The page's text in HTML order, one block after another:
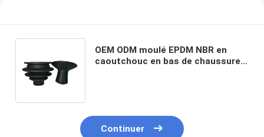
OEM ODM moulé EPDM NBR en
caoutchouc en bas de chaussure
Continuer